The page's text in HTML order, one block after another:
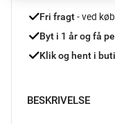
Fri fragt - ved
Byt i 1 år og få
Klik og hent i
BESKRIVELSE